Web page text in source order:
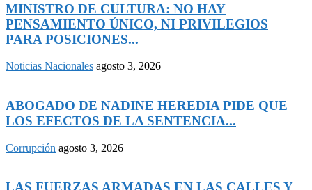
MINISTRO DE CULTURA: NO HAY
PENSAMIENTO ÚNICO, NI PRIVILEGIOS
PARA POSICIONES...
Noticias Nacionales agosto 3, 2026
ABOGADO DE NADINE HEREDIA PIDE QUE
LOS EFECTOS DE LA SENTENCIA...
Corrupción agosto 3, 2026